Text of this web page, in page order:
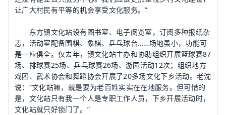
让广大村民有平等的机会享受文化服务。”
东方镇文化站设有图书室、电子阅览室，订阅多种报纸杂
志，活动室配备围棋、象棋、乒乓球台……场地虽小，功能可
是一应俱全。仅去年，镇文化站主办和协助组织开展篮球赛87
场、排球赛25场、乒乓球赛26场、游园活动12次；组织地方
戏团、武术协会和舞蹈协会开展了20多场文化下乡活动。老沈
说：“文化站嘛，就是要为老百姓实实在在地服务。但可惜的
是，文化站只有我一个人是专职工作人员，下乡开展活动时，
文化站就只好锁门了。”